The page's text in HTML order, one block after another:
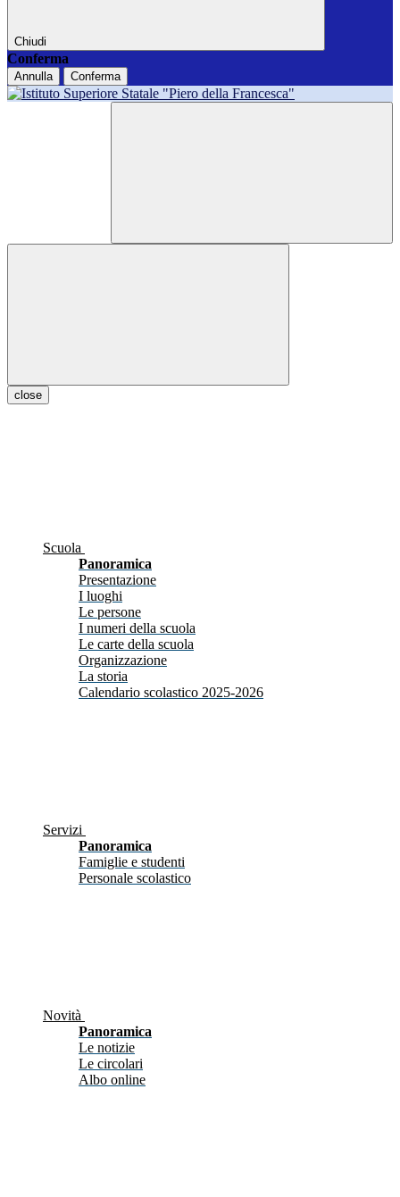
Chiudi
Conferma
Annulla Conferma
close
Scuola
Panoramica
Presentazione
I luoghi
Le persone
I numeri della scuola
Le carte della scuola
Organizzazione
La storia
Calendario scolastico 2025-2026
Servizi
Panoramica
Famiglie e studenti
Personale scolastico
Novità
Panoramica
Le notizie
Le circolari
Albo online